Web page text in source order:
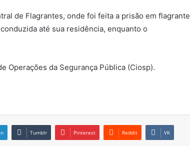
de Flagrantes, onde foi feita a prisão em flagrante
até sua residência, enquanto o
Operações da Segurança Pública (Ciosp).
Tumblr Pinterest Reddit VK